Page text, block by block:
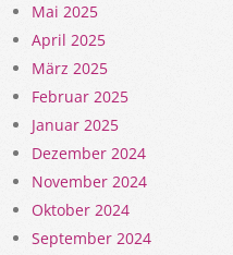
Mai 2025
April 2025
März 2025
Februar 2025
Januar 2025
Dezember 2024
November 2024
Oktober 2024
September 2024